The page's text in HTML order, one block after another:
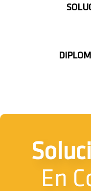
En